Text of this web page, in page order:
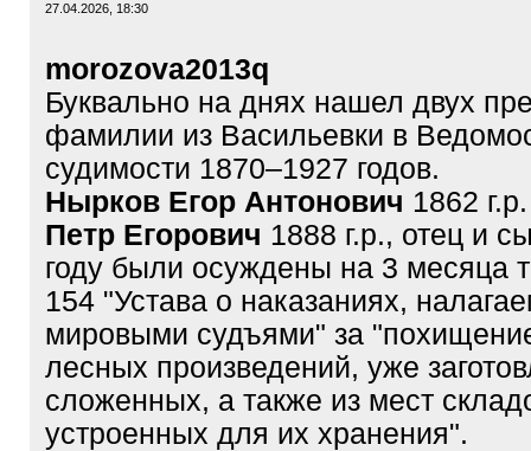
27.04.2026, 18:30
morozova2013q
Буквально на днях нашел двух
фамилии из Васильевки в
судимости 1870–1927 годов.
Нырков Егор Антонович 1862
Петр Егорович 1888 г.р., отец и
году были осуждены на 3 месяца
154 "Устава о наказаниях,
мировыми судъями" за
лесных произведений, уже
сложенных, а также из мест
устроенных для их хранения".